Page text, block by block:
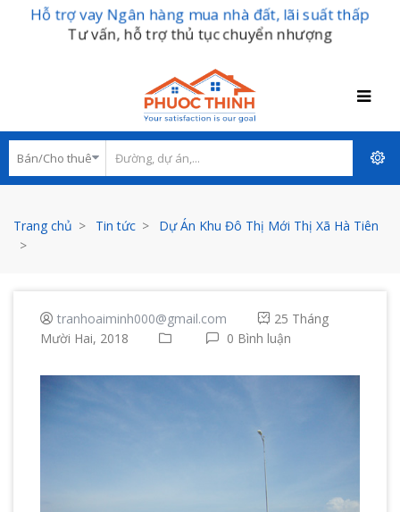
Hỗ trợ vay Ngân hàng mua nhà đất, lãi suất thấp
Tư vấn, hỗ trợ thủ tục chuyển nhượng
Trang chủ Tin tức Dự Án Khu Đô Thị Mới Thị Xã Hà Tiên
tranhoaiminh000@gmail.com
25 Tháng
Mười Hai, 2018
0 Bình luận